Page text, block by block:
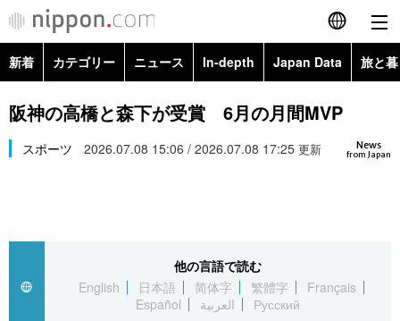
English
简体字
繁體字
العربية
新着 カテゴリー ニュース In-depth Japan Data 旅と
政治・外交
経済・ビジネス
社会
文化
Topics
Images
お知らせ
阪神の高橋と森下が受賞 6月の月間MVP
News
from Japan
スポーツ 2026.07.08 15:06 / 2026.07.08 17:25 更新
他の言語で読む
English
日本語 简体字 繁體字
Français
Español
العربية Русский